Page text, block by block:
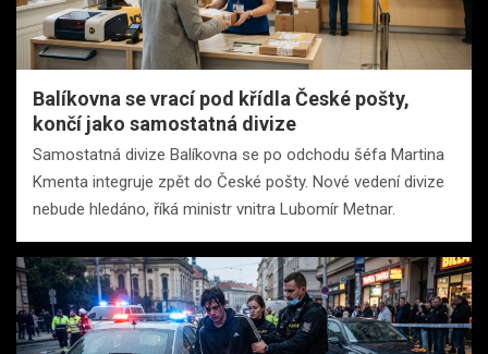
Balíkovna se vrací pod křídla České pošty,
končí jako samostatná divize
Samostatná divize Balíkovna se po odchodu šéfa Martina
Kmenta integruje zpět do České pošty. Nové vedení divize
nebude hledáno, říká ministr vnitra Lubomír Metnar.